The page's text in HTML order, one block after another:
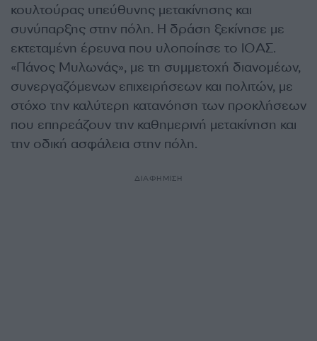
κουλτούρας υπεύθυνης μετακίνησης και
συνύπαρξης στην πόλη. Η δράση ξεκίνησε με
εκτεταμένη έρευνα που υλοποίησε το ΙΟΑΣ.
«Πάνος Μυλωνάς», με τη συμμετοχή διανομέων,
συνεργαζόμενων επιχειρήσεων και πολιτών, με
στόχο την καλύτερη κατανόηση των προκλήσεων
που επηρεάζουν την καθημερινή μετακίνηση και
την οδική ασφάλεια στην πόλη.
ΔΙΑΦΗΜΙΣΗ